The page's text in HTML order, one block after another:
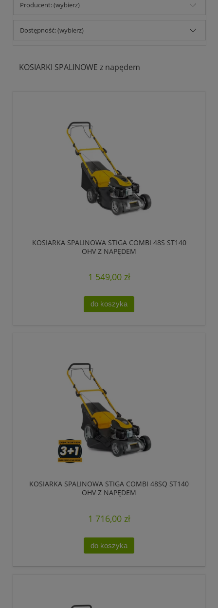
Producent: (wybierz)
Dostępność: (wybierz)
KOSIARKI SPALINOWE z napędem
KOSIARKA SPALINOWA STIGA COMBI 48S ST140
OHV Z NAPĘDEM
1 549,00 zł
do koszyka
KOSIARKA SPALINOWA STIGA COMBI 48SQ ST140
OHV Z NAPĘDEM
1 716,00 zł
do koszyka